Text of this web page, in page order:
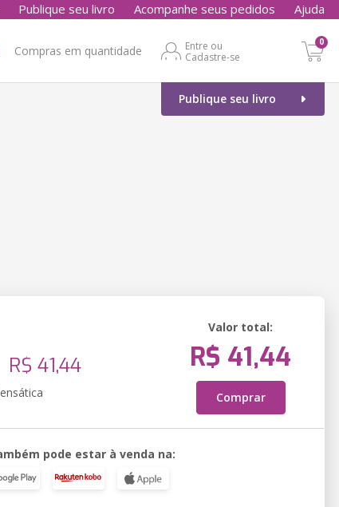
Publique seu livro Acompanhe seus pedidos Ajuda
Compras em quantidade
Entre ou
Cadastre-se
0
Publique seu livro
R$ 41,44
Valor total:
R$ 41,44
Comprar
pode estar à venda na: